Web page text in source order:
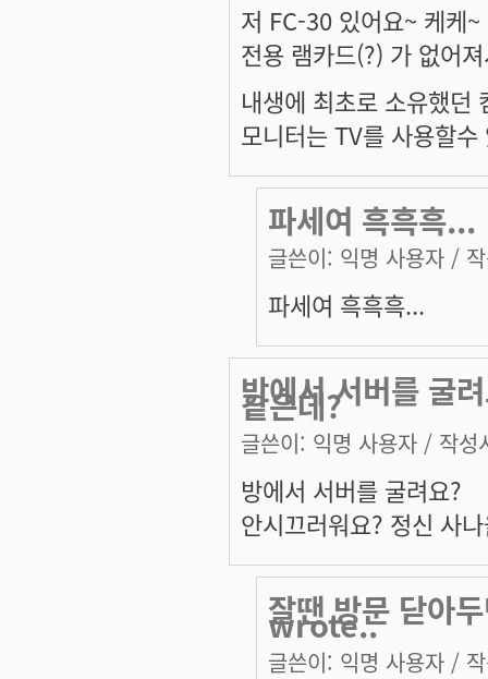
저 FC-30 있어요~ 케케~
전용 램카드(?) 가 없어
내생에 최초로 소유했던
모니터는 TV를 사용할
파세여 흑흑흑...
글쓴이: 익명 사용자 /
파세여 흑흑흑...
방에서 서버를 굴
같은데?
글쓴이: 익명 사용자 / 작성
방에서 서버를 굴려요?
안시끄러워요? 정신 사
잘땐 방문 닫아
wrote..
글쓴이: 익명 사용자 /